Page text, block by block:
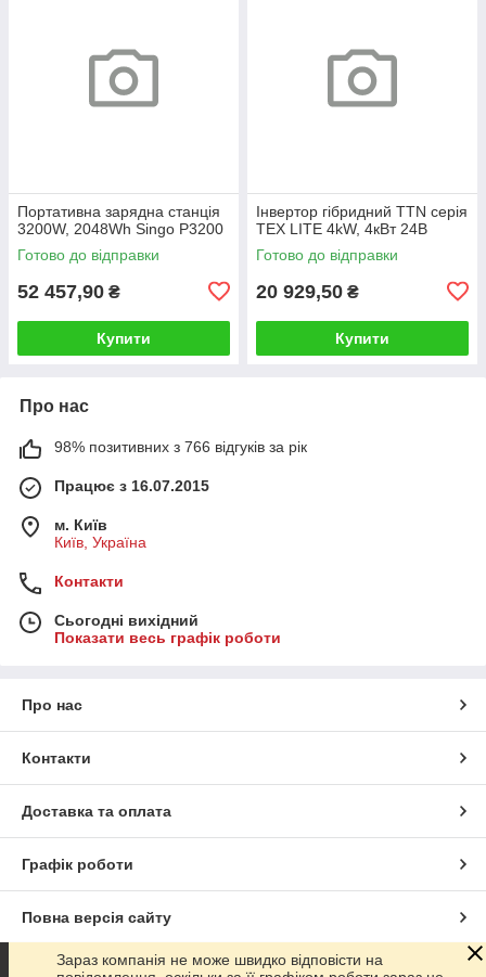
Портативна зарядна станція
3200W, 2048Wh Singo P3200
Готово до відправки
52 457,90 ₴
Купити
Інвертор гібридний TTN серія
TEX LITE 4kW, 4кВт 24В
Готово до відправки
20 929,50 ₴
Купити
Про нас
98% позитивних з 766 відгуків за рік
Працює з 16.07.2015
м. Київ
Київ, Україна
Контакти
Сьогодні вихідний
Показати весь графік роботи
Про нас
Контакти
Доставка та оплата
Графік роботи
Повна версія сайту
Сайт створено на маркетплейсіProm.ua
Зараз компанія не може швидко відповісти на